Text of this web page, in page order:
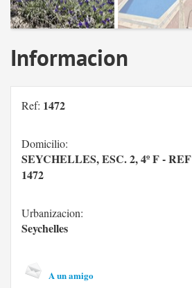
Informacion
Ref: 1472
Domicilio:
SEYCHELLES, ESC. 2, 4º F - REF
1472
Urbanizacion:
Seychelles
A un amigo